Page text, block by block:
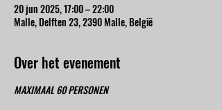
20 jun 2025, 17:00 – 22:00
Malle, Delften 23, 2390 Malle, België
Over het evenement
MAXIMAAL 60 PERSONEN